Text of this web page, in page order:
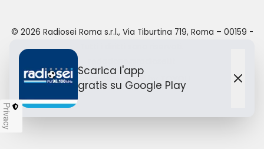
© 2026 Radiosei Roma s.r.l., Via Tiburtina 719, Roma – 00159 -
Designed with by TO
Scarica l'app
gratis su Google Play
Privacy